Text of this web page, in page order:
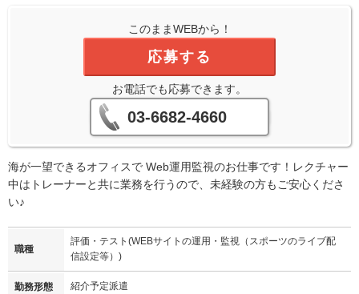
このままWEBから！
応募する
お電話でも応募できます。
03-6682-4660
海が一望できるオフィスで Web運用監視のお仕事です！レクチャー
中はトレーナーと共に業務を行うので、未経験の方もご安心くださ
い♪
職種
評価・テスト(WEBサイトの運用・監視（スポーツのライブ配
信設定等）)
勤務形態 紹介予定派遣